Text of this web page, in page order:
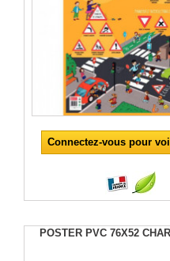
Connectez-vous pour
POSTER PVC 76X52